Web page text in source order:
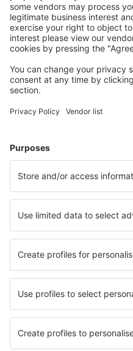
Unterkünfte, die
Wählen Sie aus über
Hütten, Apartments und
Meist gesuchte
Unterkünfte in Italien -
Unterkunft in Mailand
Unterkunft in San Vincenzo
Unterkunft in Carrozziere
Die besten Unterkünfte -
Unterkunft in South Hutchinson
Unterkunft in Louvigny